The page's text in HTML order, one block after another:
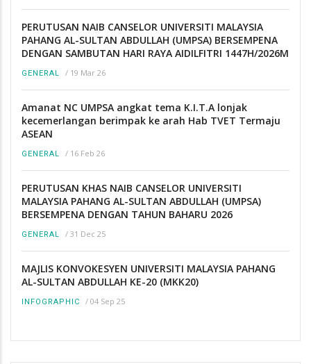
PERUTUSAN NAIB CANSELOR UNIVERSITI MALAYSIA
PAHANG AL-SULTAN ABDULLAH (UMPSA) BERSEMPENA
DENGAN SAMBUTAN HARI RAYA AIDILFITRI 1447H/2026M
GENERAL / 19 Mar 26
Amanat NC UMPSA angkat tema K.I.T.A lonjak
kecemerlangan berimpak ke arah Hab TVET Termaju
ASEAN
GENERAL / 16 Feb 26
PERUTUSAN KHAS NAIB CANSELOR UNIVERSITI
MALAYSIA PAHANG AL-SULTAN ABDULLAH (UMPSA)
BERSEMPENA DENGAN TAHUN BAHARU 2026
GENERAL / 31 Dec 25
MAJLIS KONVOKESYEN UNIVERSITI MALAYSIA PAHANG
AL-SULTAN ABDULLAH KE-20 (MKK20)
INFOGRAPHIC / 04 Sep 25